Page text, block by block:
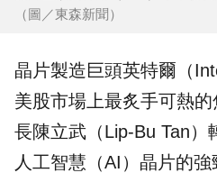
（圖／東森新聞）
晶片製造巨頭英特爾 （
美股市場上最炙手可熱
長陳立武（Lip-Bu Tan）
人工智慧（AI ）晶片的